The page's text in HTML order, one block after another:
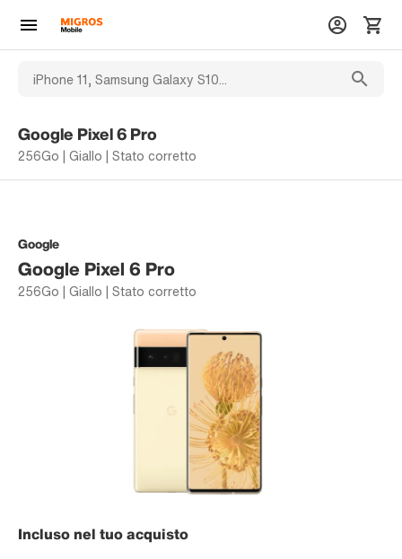
Google Pixel 6 Pro
256Go | Giallo | Stato corretto
Google
Google Pixel 6 Pro
256Go | Giallo | Stato corretto
Incluso nel tuo acquisto